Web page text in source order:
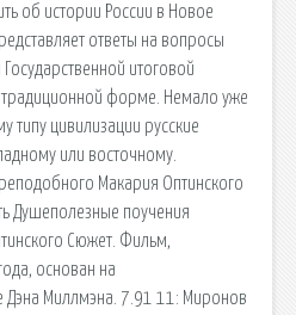
об истории России в Новое
ответы на вопросы
итоговой
традиционной форме. Немало уже
типу цивилизации русские
или восточному.
Макария Оптинского
Душеполезные поучения
Сюжет. Фильм,
основан на
Дэна Миллмэна. 7.91 11: Миронов